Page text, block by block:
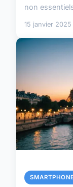
non
15 janvier 2025